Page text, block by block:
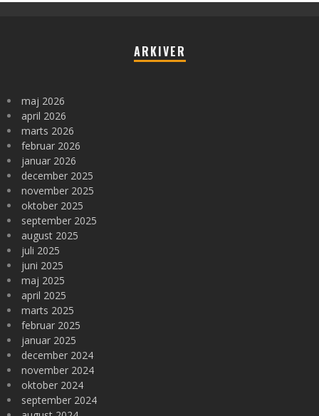
ARKIVER
maj 2026
april 2026
marts 2026
februar 2026
januar 2026
december 2025
november 2025
oktober 2025
september 2025
august 2025
juli 2025
juni 2025
maj 2025
april 2025
marts 2025
februar 2025
januar 2025
december 2024
november 2024
oktober 2024
september 2024